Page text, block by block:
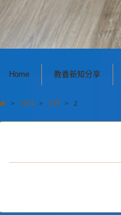
Home 教養新知分享
> 2019 > 4 月 > 2